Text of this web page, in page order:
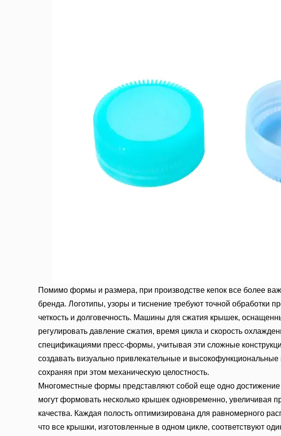
Помимо формы и размера, при производстве кепок все более
бренда. Логотипы, узоры и тиснение требуют точной обработки
четкость и долговечность. Машины для сжатия крышек,
регулировать давление сжатия, время цикла и скорость
спецификациями пресс-формы, учитывая эти сложные
создавать визуально привлекательные и
сохраняя при этом механическую целостность.
Многоместные формы представляют собой еще одно
могут формовать несколько крышек одновременно, увеличивая
качества. Каждая полость оптимизирована для равномерного
что все крышки, изготовленные в одном цикле, соответствуют